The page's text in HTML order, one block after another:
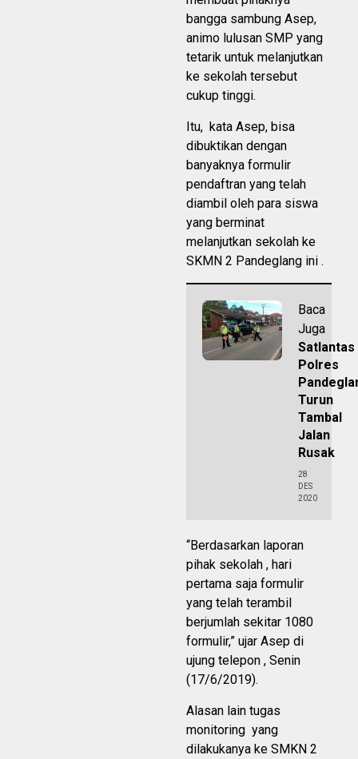
bangga sambung Asep,
animo lulusan SMP yang
tetarik untuk melanjutkan
ke sekolah tersebut
cukup tinggi.
Itu, kata Asep, bisa
dibuktikan dengan
banyaknya formulir
pendaftran yang telah
diambil oleh para siswa
yang berminat
melanjutkan sekolah ke
SKMN 2 Pandeglang ini .
Baca
Juga
Satlantas
Polres
Turun
Tambal
Jalan
Rusak
28
DES
2020
“Berdasarkan laporan
pihak sekolah , hari
pertama saja formulir
yang telah terambil
berjumlah sekitar 1080
formulir,” ujar Asep di
ujung telepon , Senin
(17/6/2019).
Alasan lain tugas
monitoring yang
dilakukanya ke SMKN 2